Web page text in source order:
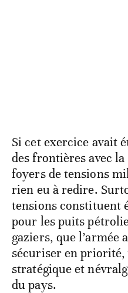
Si cet exercice avait
des frontières avec
foyers de tensions
rien eu à redire.
tensions constituent
pour les puits
gaziers, que l’armée
sécuriser en priorité,
stratégique et
du pays.